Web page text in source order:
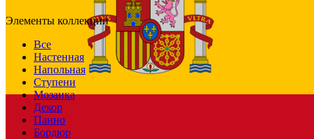
Элементы коллекции
Все
Настенная
Напольная
Ступени
Мозаика
Декор
Панно
Бордюр